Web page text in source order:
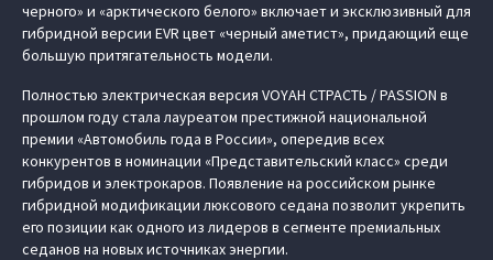
черного» и «арктического белого» включает и эксклюзивный для
гибридной версии EVR цвет «черный аметист», придающий еще
большую притягательность модели.
Полностью электрическая версия VOYAH СТРАСТЬ / PASSION в
прошлом году стала лауреатом престижной национальной
премии «Автомобиль года в России», опередив всех
конкурентов в номинации «Представительский класс» среди
гибридов и электрокаров. Появление на российском рынке
гибридной модификации люксового седана позволит укрепить
его позиции как одного из лидеров в сегменте премиальных
седанов на новых источниках энергии.